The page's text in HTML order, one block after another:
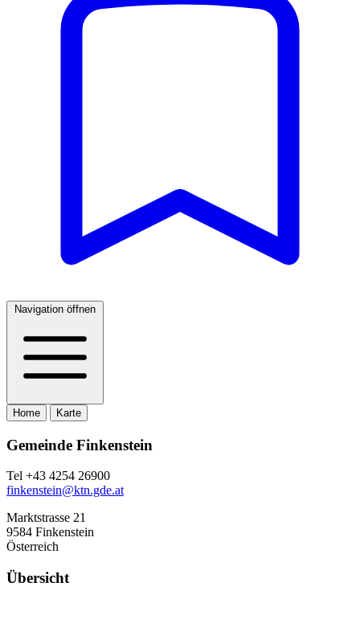
Navigation öffnen
Home Karte
Gemeinde Finkenstein
Tel +43 4254 26900
finkenstein@ktn.gde.at
Marktstrasse 21
9584 Finkenstein
Österreich
Übersicht